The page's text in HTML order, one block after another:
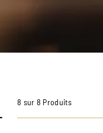
8 sur 8 Produits